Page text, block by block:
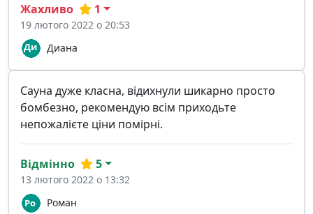
Диана
Жахливо 1
19 лютого 2022 о 20:53
Сауна дуже класна, відихнули шикарно просто
бомбезно, рекомендую всім приходьте
непожалієте ціни помірні.
Роман
Відмінно 5
13 лютого 2022 о 13:32